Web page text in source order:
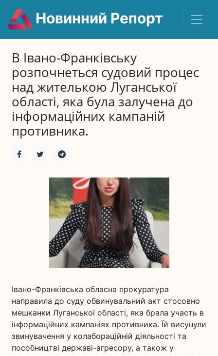
Новинний Репорт
В Івано-Франківську
розпочнеться судовий процес
над жителькою Луганської
області, яка була залучена до
інформаційних кампаній
противника.
Івано-Франківська обласна прокуратура
направила до суду обвинувальний акт стосовно
мешканки Луганської області, яка брала участь в
інформаційних кампаніях противника. Їй висунули
звинувачення у колабораційній діяльності та
пособництві державі-агресору, а також у